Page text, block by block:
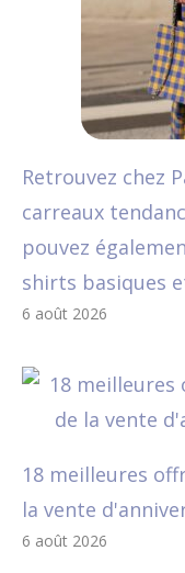
Retrouvez chez
carreaux
pouvez
shirts basiques
6 août 2026
18 meilleures
la vente
6 août 2026